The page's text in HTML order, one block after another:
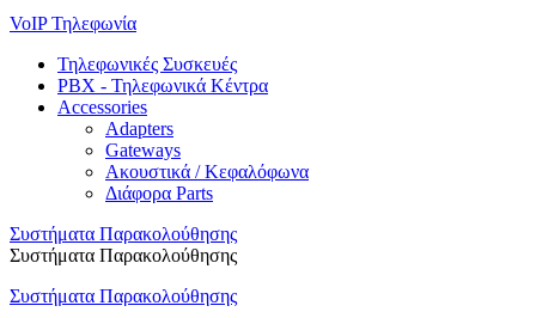
VoIP Τηλεφωνία
Τηλεφωνικές Συσκευές
PBX - Τηλεφωνικά Κέντρα
Accessories
Adapters
Gateways
Ακουστικά / Κεφαλόφωνα
Διάφορα Parts
Συστήματα Παρακολούθησης
Συστήματα Παρακολούθησης
Συστήματα Παρακολούθησης